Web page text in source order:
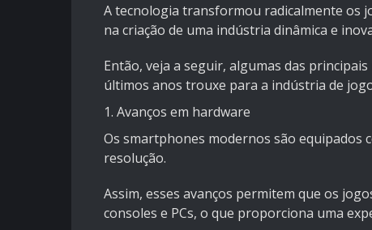
A tecnologia transformou radicalmente os
na criação de uma indústria dinâmica e
Então, veja a seguir, algumas das
últimos anos trouxe para a indústria de
1. Avanços em hardware
Os smartphones modernos são equipados
resolução.
Assim, esses avanços permitem que os
consoles e PCs, o que proporciona uma